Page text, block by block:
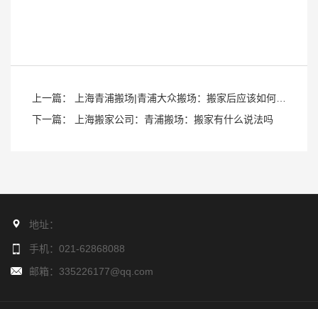
上一篇： 上海青浦搬场|青浦大众搬场：搬家后应该如何进
行全方面保洁工作？
下一篇： 上海搬家公司：青浦搬场：搬家有什么说法吗
地址：
手机：021-62868088
邮箱：335226177@qq.com